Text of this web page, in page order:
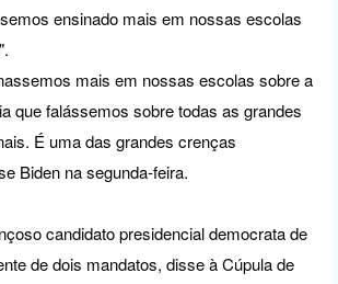
ensinado mais em nossas escolas
mais em nossas escolas sobre a
que falássemos sobre todas as grandes
É uma das grandes crenças
Biden na segunda-feira.
candidato presidencial democrata de
de dois mandatos, disse à Cúpula de